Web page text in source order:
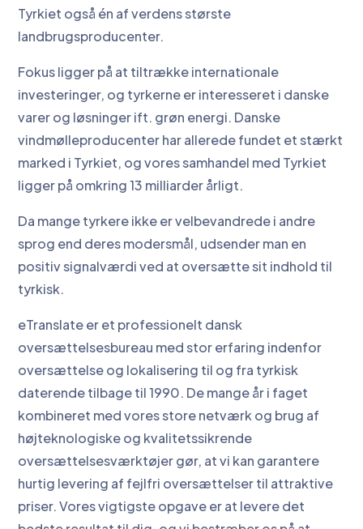
Tyrkiet også én af verdens største
landbrugsproducenter.
Fokus ligger på at tiltrække internationale
investeringer, og tyrkerne er interesseret i danske
varer og løsninger ift. grøn energi. Danske
vindmølleproducenter har allerede fundet et stærkt
marked i Tyrkiet, og vores samhandel med Tyrkiet
ligger på omkring 13 milliarder årligt.
Da mange tyrkere ikke er velbevandrede i andre
sprog end deres modersmål, udsender man en
positiv signalværdi ved at oversætte sit indhold til
tyrkisk.
eTranslate er et professionelt dansk
oversættelsesbureau med stor erfaring indenfor
oversættelse og lokalisering til og fra tyrkisk
daterende tilbage til 1990. De mange år i faget
kombineret med vores store netværk og brug af
højteknologiske og kvalitetssikrende
oversættelsesværktøjer gør, at vi kan garantere
hurtig levering af fejlfri oversættelser til attraktive
priser. Vores vigtigste opgave er at levere det